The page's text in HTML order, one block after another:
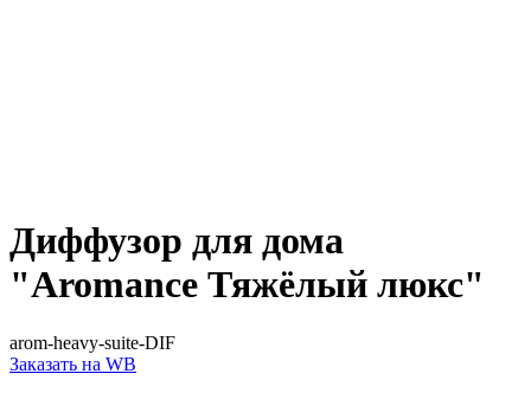
Диффузор для дома
"Aromance Тяжёлый люкс"
arom-heavy-suite-DIF
Заказать на WB